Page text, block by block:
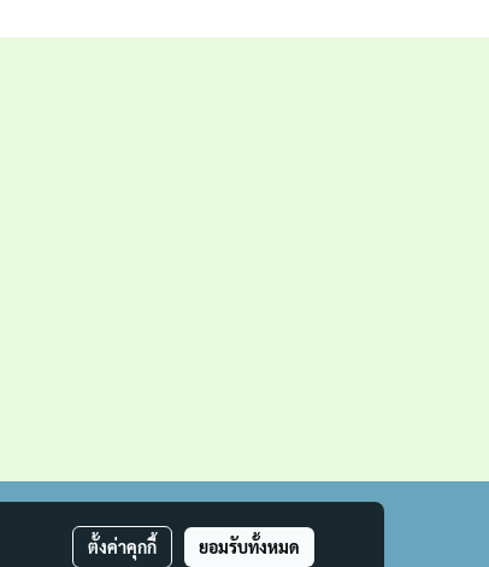
ตั้งค่าคุกกี้ ยอมรับทั้งหมด